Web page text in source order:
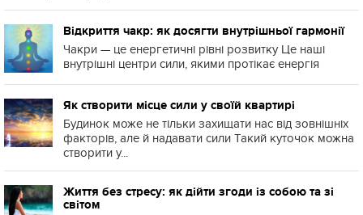
Відкриття чакр: як досягти внутрішньої гармонії
Чакри — це енергетичні рівні розвитку Це наші
внутрішні центри сили, якими протікає енергія
Як створити місце сили у своїй квартирі
Будинок може не тільки захищати нас від зовнішніх
факторів, але й надавати сили Такий куточок можна
створити у...
Життя без стресу: як дійти згоди із собою та зі
світом